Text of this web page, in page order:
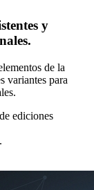
y
de la
variantes para
ediciones